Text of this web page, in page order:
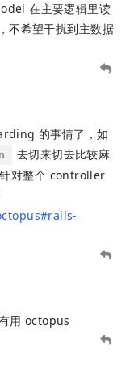
在主要逻辑里读
不希望干扰到主数据
的事情了，如
去切来切去比较麻
对整个 controller
用 octopus